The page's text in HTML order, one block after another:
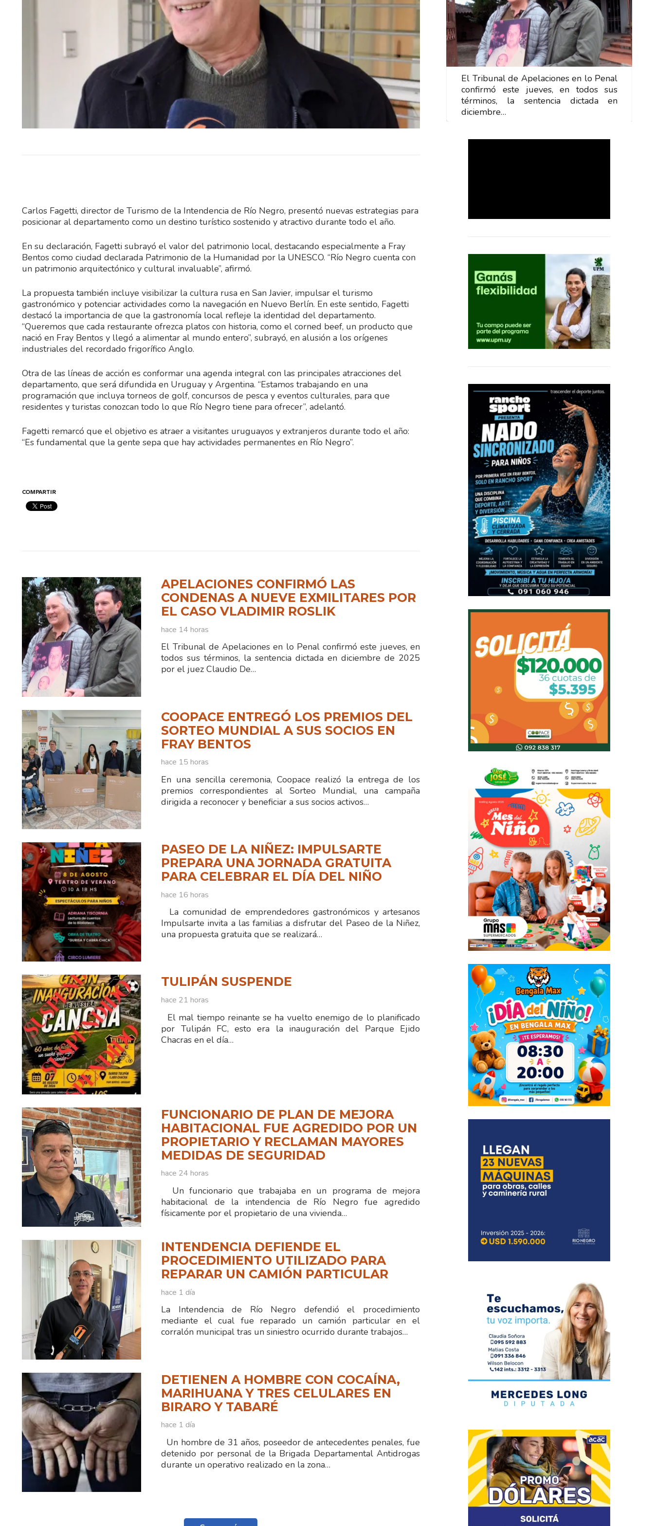
Carlos Fagetti, director de Turismo de la Intendencia de Río Negro, presentó nuevas estrategias para
posicionar al departamento como un destino turístico sostenido y atractivo durante todo el año.
En su declaración, Fagetti subrayó el valor del patrimonio local, destacando especialmente a Fray
Bentos como ciudad declarada Patrimonio de la Humanidad por la UNESCO. “Río Negro cuenta con
un patrimonio arquitectónico y cultural invaluable”, afirmó.
La propuesta también incluye visibilizar la cultura rusa en San Javier, impulsar el turismo
gastronómico y potenciar actividades como la navegación en Nuevo Berlín. En este sentido, Fagetti
destacó la importancia de que la gastronomía local refleje la identidad del departamento.
“Queremos que cada restaurante ofrezca platos con historia, como el corned beef, un producto que
nació en Fray Bentos y llegó a alimentar al mundo entero”, subrayó, en alusión a los orígenes
industriales del recordado frigorífico Anglo.
Otra de las líneas de acción es conformar una agenda integral con las principales atracciones del
departamento, que será difundida en Uruguay y Argentina. “Estamos trabajando en una
programación que incluya torneos de golf, concursos de pesca y eventos culturales, para que
residentes y turistas conozcan todo lo que Río Negro tiene para ofrecer”, adelantó.
Fagetti remarcó que el objetivo es atraer a visitantes uruguayos y extranjeros durante todo el año:
“Es fundamental que la gente sepa que hay actividades permanentes en Río Negro”.
COMPARTIR
APELACIONES CONFIRMÓ LAS
CONDENAS A NUEVE EXMILITARES POR
EL CASO VLADIMIR ROSLIK
hace 14 horas
El Tribunal de Apelaciones en lo Penal confirmó este jueves, en
todos sus términos, la sentencia dictada en diciembre de 2025
por el juez Claudio De…
COOPACE ENTREGÓ LOS PREMIOS DEL
SORTEO MUNDIAL A SUS SOCIOS EN
FRAY BENTOS
hace 15 horas
En una sencilla ceremonia, Coopace realizó la entrega de los
premios correspondientes al Sorteo Mundial, una campaña
dirigida a reconocer y beneficiar a sus socios activos…
PASEO DE LA NIÑEZ: IMPULSARTE
PREPARA UNA JORNADA GRATUITA
PARA CELEBRAR EL DÍA DEL NIÑO
hace 16 horas
La comunidad de emprendedores gastronómicos y artesanos
Impulsarte invita a las familias a disfrutar del Paseo de la Niñez,
una propuesta gratuita que se realizará…
TULIPÁN SUSPENDE
hace 21 horas
El mal tiempo reinante se ha vuelto enemigo de lo planificado
por Tulipán FC, esto era la inauguración del Parque Ejido
Chacras en el día…
FUNCIONARIO DE PLAN DE MEJORA
HABITACIONAL FUE AGREDIDO POR UN
PROPIETARIO Y RECLAMAN MAYORES
MEDIDAS DE SEGURIDAD
hace 24 horas
Un funcionario que trabajaba en un programa de mejora
habitacional de la intendencia de Río Negro fue agredido
físicamente por el propietario de una vivienda…
INTENDENCIA DEFIENDE EL
PROCEDIMIENTO UTILIZADO PARA
REPARAR UN CAMIÓN PARTICULAR
hace 1 día
La Intendencia de Río Negro defendió el procedimiento
mediante el cual fue reparado un camión particular en el
corralón municipal tras un siniestro ocurrido durante trabajos…
DETIENEN A HOMBRE CON COCAÍNA,
MARIHUANA Y TRES CELULARES EN
BIRARO Y TABARÉ
hace 1 día
Un hombre de 31 años, poseedor de antecedentes penales, fue
detenido por personal de la Brigada Departamental Antidrogas
durante un operativo realizado en la zona…
El Tribunal de Apelaciones en lo Penal
confirmó este jueves, en todos sus
términos, la sentencia dictada en
El Tribunal de Apelaciones en lo Penal
confirmó este jueves, en todos sus
términos, la sentencia dictada en
diciembre…
El Tribunal de Apelaciones en lo Penal
confirmó este jueves, en todos sus
términos, la sentencia dictada en
diciembre…